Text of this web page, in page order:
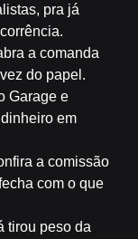
pra já
a comanda
do papel.
Garage e
em
a comissão
com o que
tirou peso da